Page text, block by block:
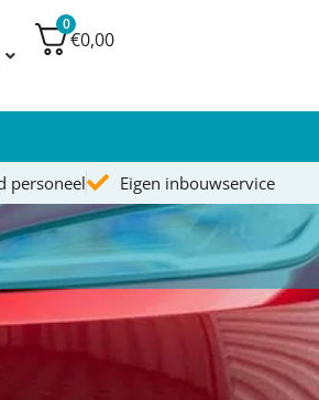
0
€0,00
personeel Eigen inbouwservice